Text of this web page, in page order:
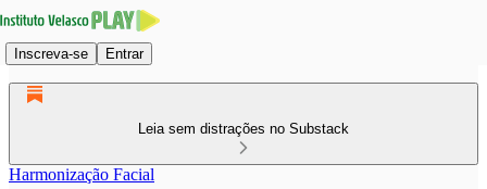
Inscreva-se Entrar
Leia sem distrações no Substack
Harmonização Facial